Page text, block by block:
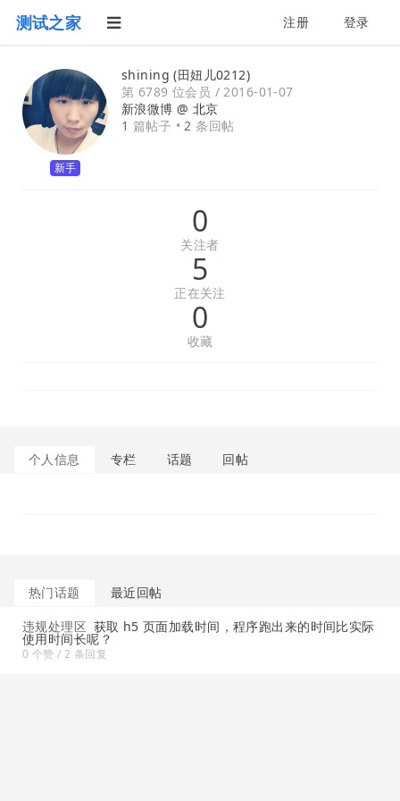
测试之家 注册 登录
新手
shining (田妞儿0212)
第 6789 位会员 /2016-01-07
新浪微博 @ 北京
1 篇帖子 •2 条回帖
0
关注者
5
正在关注
0
收藏
个人信息 专栏 话题 回帖
热门话题
最近回帖
违规处理区 获取 h5 页面加载时间，程序跑出来的时间比实际
使用时间长呢？
0 个赞 / 2 条回复